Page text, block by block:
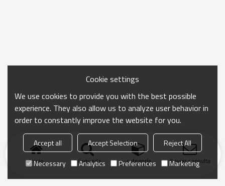
Inicio búsqueda categoría Enviar consulta
Cookie settings
We use cookies to provide you with the best possible
experience. They also allow us to analyze user behavior in
order to constantly improve the website for you.
Accept all Accept Selection
Reject All
Necessary
Analytics Preferences Marketing